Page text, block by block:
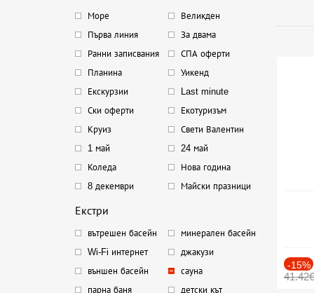
Море
Великден
Първа линия
За двама
Ранни записвания
СПА оферти
Планина
Уикенд
Екскурзии
Last minute
Ски оферти
Екотуризъм
Круиз
Свети Валентин
1 май
24 май
Коледа
Нова година
8 декември
Майски празници
Екстри
вътрешен басейн
минерален басейн
Wi-Fi интернет
джакузи
външен басейн
сауна
парна баня
детски кът
-15%
41.42€